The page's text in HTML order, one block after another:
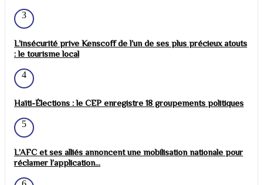
3
L’insécurité prive Kenscoff de l’un de ses plus précieux atouts
: le tourisme local
4
Haïti-Élections : le CEP enregistre 18 groupements politiques
5
L’AFC et ses alliés annoncent une mobilisation nationale pour
réclamer l’application...